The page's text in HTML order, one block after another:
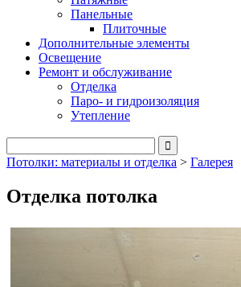
Панельные
Плиточные
Дополнительные элементы
Освещение
Ремонт и обслуживание
Отделка
Паро- и гидроизоляция
Утепление
Потолки: материалы и отделка > Галерея
Отделка потолка